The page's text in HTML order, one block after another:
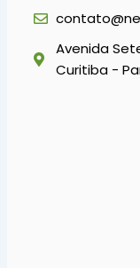
Avenida
Curitiba -